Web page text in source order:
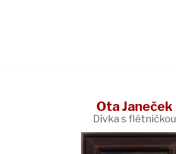
Ota Janeček
Dívka s flétničkou